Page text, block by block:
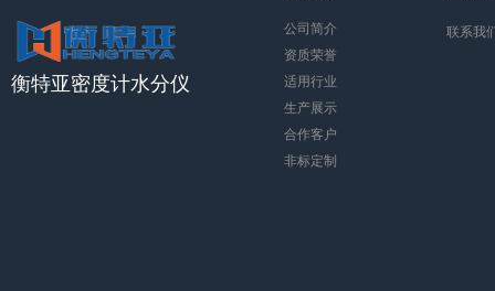
衡特亚密度计水分仪
公司简介
资质荣誉
适用行业
生产展示
合作客户
非标定制
联系我